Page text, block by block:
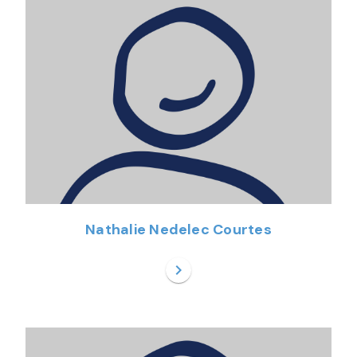
Nathalie Nedelec Courtes
chevron_right